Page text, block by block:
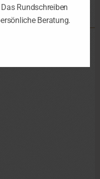
Rundschreiben
Beratung.